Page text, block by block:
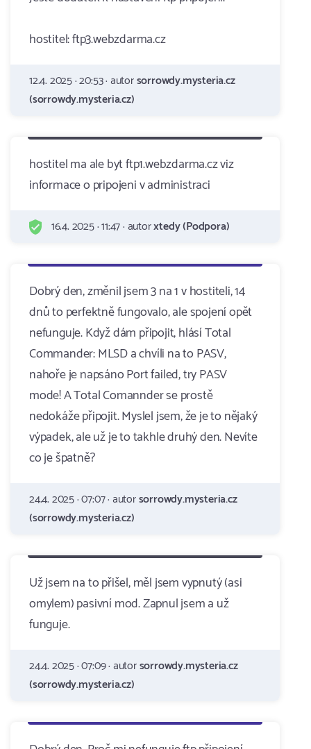
hostitel: ftp3.webzdarma.cz
12.4. 2025 · 20:53 · autorsorrowdy.mysteria.cz
(sorrowdy.mysteria.cz)
hostitel ma ale byt ftp1.webzdarma.cz viz
informace o pripojeni v administraci
16.4. 2025 · 11:47 · autorxtedy (Podpora)
Dobrý den, změnil jsem 3 na 1 v hostiteli, 14
dnů to perfektně fungovalo, ale spojení opět
nefunguje. Když dám připojit, hlásí Total
Commander: MLSD a chvíli na to PASV,
nahoře je napsáno Port failed, try PASV
mode! A Total Comannder se prostě
nedokáže připojit. Myslel jsem, že je to nějaký
výpadek, ale už je to takhle druhý den. Nevíte
co je špatně?
24.4. 2025 · 07:07 · autorsorrowdy.mysteria.cz
(sorrowdy.mysteria.cz)
Už jsem na to přišel, měl jsem vypnutý (asi
omylem) pasivní mod. Zapnul jsem a už
funguje.
24.4. 2025 · 07:09 · autorsorrowdy.mysteria.cz
(sorrowdy.mysteria.cz)